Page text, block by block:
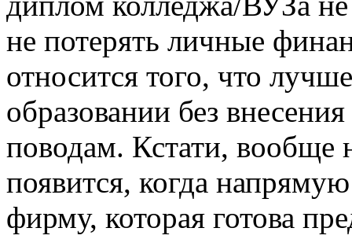
не потерять личные
относится того, что
образовании без
поводам. Кстати, вообще
появится, когда
фирму, которая готова